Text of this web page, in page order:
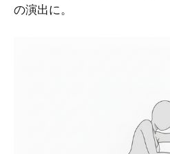
の演出に。